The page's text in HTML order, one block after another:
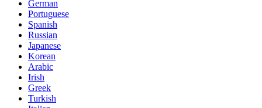
German
Portuguese
Spanish
Russian
Japanese
Korean
Arabic
Irish
Greek
Turkish